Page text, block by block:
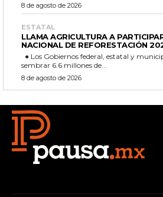
8 de agosto de 2026
ESTATAL
LLAMA AGRICULTURA A
NACIONAL DE REFORESTACIÓN
sembrar 6.6 millones de...
8 de agosto de 2026